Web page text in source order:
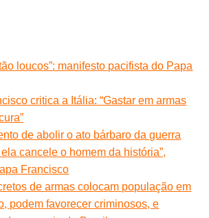
loucos”: manifesto pacifista do Papa
critica a Itália: “Gastar em armas
de abolir o ato bárbaro da guerra
cancele o homem da história”,
Francisco
de armas colocam população em
podem favorecer criminosos, e